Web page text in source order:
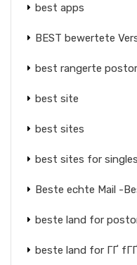
best apps
BEST bewertete
best rangerte
best site
best sites
best sites for singles
Beste echte Mail -
beste land for
beste land for ГҐ